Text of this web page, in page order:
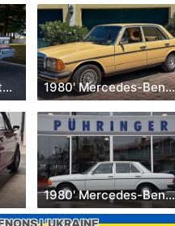
1986' Cadillac Fleetwood Brougham 1980' Mercedes-Benz 230
1980' Mercedes-Benz 200E W123